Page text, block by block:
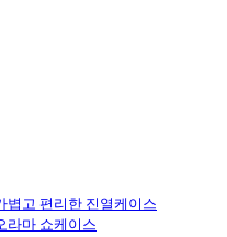
볍고 편리한 진열케이스
라마 쇼케이스